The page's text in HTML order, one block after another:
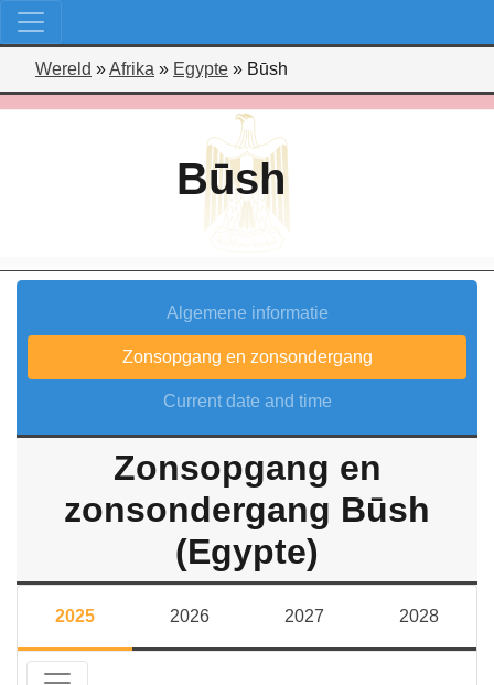
Wereld »Afrika » Egypte » Būsh
Būsh
Algemene informatie
Zonsopgang en zonsondergang
Current date and time
Zonsopgang en
zonsondergang Būsh
(Egypte)
2025 2026 2027 2028